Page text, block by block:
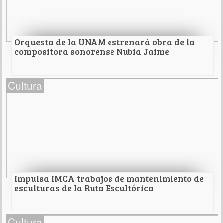
Leer Más
Orquesta de la UNAM estrenará obra de la
compositora sonorense Nubia Jaime
Orquesta de la UNAM estrenará obra de la
compositora sonorense Nubia Jaime
Leer Más
Cultura
Impulsa IMCA trabajos de mantenimiento de
esculturas de la Ruta Escultórica
Impulsa IMCA trabajos de mantenimiento de